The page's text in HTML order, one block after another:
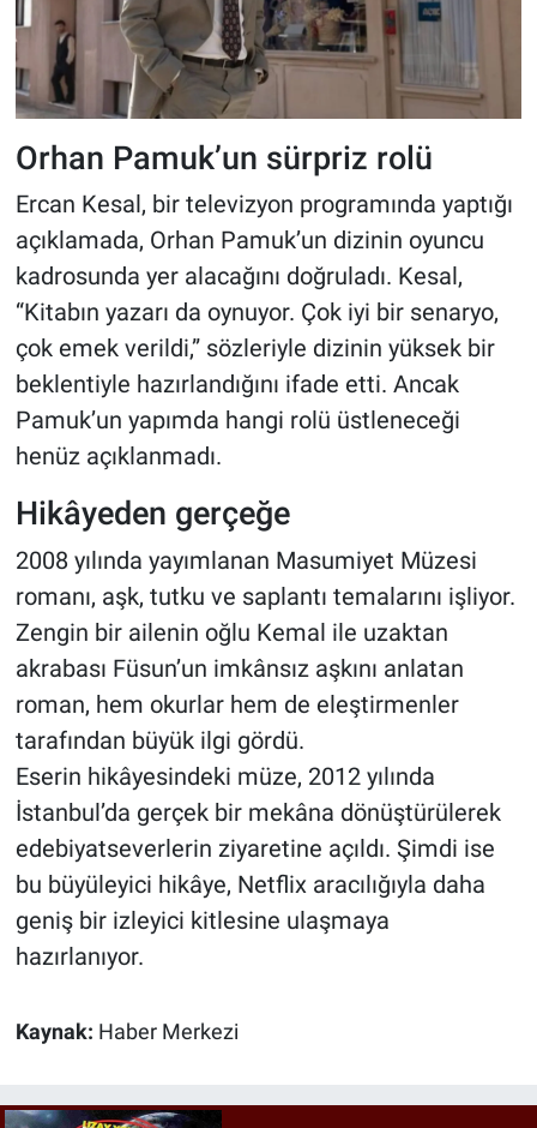
Orhan Pamuk’un sürpriz rolü
Ercan Kesal, bir televizyon programında yaptığı
açıklamada, Orhan Pamuk’un dizinin oyuncu
kadrosunda yer alacağını doğruladı. Kesal,
“Kitabın yazarı da oynuyor. Çok iyi bir senaryo,
çok emek verildi,” sözleriyle dizinin yüksek bir
beklentiyle hazırlandığını ifade etti. Ancak
Pamuk’un yapımda hangi rolü üstleneceği
henüz açıklanmadı.
Hikâyeden gerçeğe
2008 yılında yayımlanan Masumiyet Müzesi
romanı, aşk, tutku ve saplantı temalarını işliyor.
Zengin bir ailenin oğlu Kemal ile uzaktan
akrabası Füsun’un imkânsız aşkını anlatan
roman, hem okurlar hem de eleştirmenler
tarafından büyük ilgi gördü.
Eserin hikâyesindeki müze, 2012 yılında
İstanbul’da gerçek bir mekâna dönüştürülerek
edebiyatseverlerin ziyaretine açıldı. Şimdi ise
bu büyüleyici hikâye, Netflix aracılığıyla daha
geniş bir izleyici kitlesine ulaşmaya
hazırlanıyor.
Kaynak: Haber Merkezi